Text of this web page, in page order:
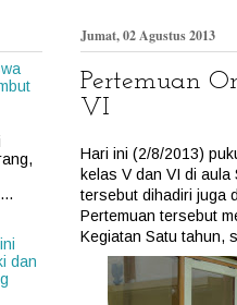
Jumat, 02 Agustus 2013
Pertemuan
VI
Hari ini (2/8/2013)
kelas V dan VI di aula
tersebut dihadiri juga
Pertemuan tersebut
Kegiatan Satu tahun,
dan